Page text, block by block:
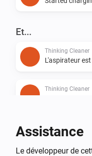
Et...
Thinking Cleaner
L'aspirateur est
Thinking Cleaner
Thinking Cleaner
Is docked
Assistance
Le développeur de